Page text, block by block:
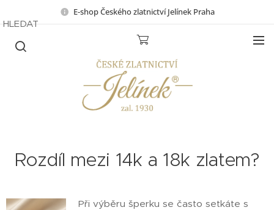
E-shop Českého zlatnictví Jelínek Praha
HLEDAT
Rozdíl mezi 14k a 18k zlatem?
Při výběru šperku se často setkáte s